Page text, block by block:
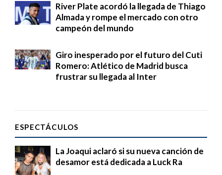
River Plate acordó la llegada de Thiago
Almada y rompe el mercado con otro
campeón del mundo
Giro inesperado por el futuro del Cuti
Romero: Atlético de Madrid busca
frustrar su llegada al Inter
ESPECTÁCULOS
La Joaqui aclaró si su nueva canción de
desamor está dedicada a Luck Ra